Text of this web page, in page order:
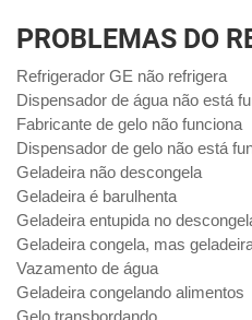
PROBLEMAS DO
Refrigerador GE não refrigera
Dispensador de água não está
Fabricante de gelo não funciona
Dispensador de gelo não está
Geladeira não descongela
Geladeira é barulhenta
Geladeira entupida no
Geladeira congela, mas
Vazamento de água
Geladeira congelando alimentos